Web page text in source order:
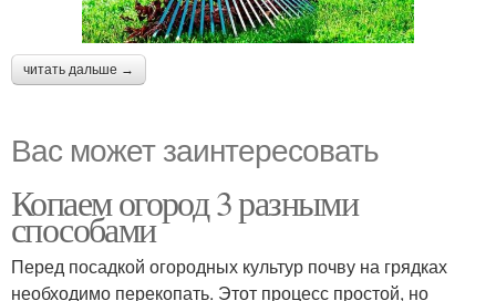
читать дальше →
Вас может заинтересовать
Копаем огород 3 разными
способами
Перед посадкой огородных культур почву на грядках
необходимо перекопать. Этот процесс простой, но